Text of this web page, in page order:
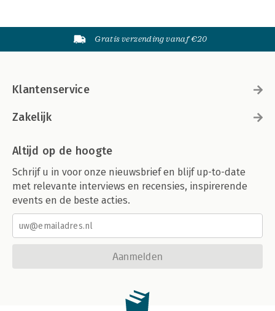
Gratis verzending vanaf €20
Klantenservice
Zakelijk
Altijd op de hoogte
Schrijf u in voor onze nieuwsbrief en blijf up-to-date
met relevante interviews en recensies, inspirerende
events en de beste acties.
Aanmelden